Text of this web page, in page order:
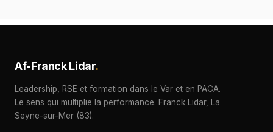
Af-Franck Lidar.
Leadership, RSE et formation dans le Var et en PACA.
Le sens qui multiplie la performance. Franck Lidar, La
Seyne-sur-Mer (83).